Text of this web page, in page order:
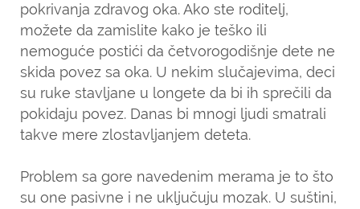
pokrivanja zdravog oka. Ako ste roditelj,
možete da zamislite kako je teško ili
nemoguće postići da četvorogodišnje dete ne
skida povez sa oka. U nekim slučajevima, deci
su ruke stavljane u longete da bi ih sprečili da
pokidaju povez. Danas bi mnogi ljudi smatrali
takve mere zlostavljanjem deteta.
Problem sa gore navedenim merama je to što
su one pasivne i ne uključuju mozak. U suštini,